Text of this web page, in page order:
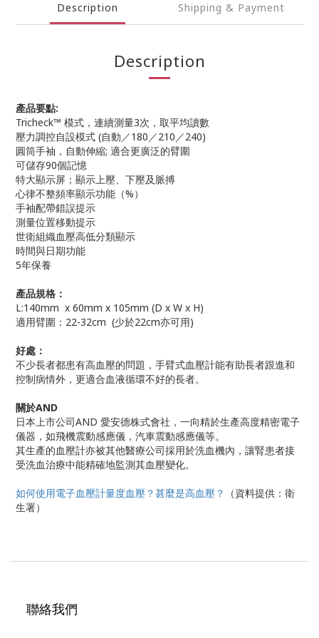
Description Shipping & Payment
Description
產品要點:
Tricheck™ 模式，連續測量3次，取平均讀數
壓力調控自設模式 (自動／180／210／240)
圓筒手袖，自動伸縮; 適合更廣泛的臂圍
可儲存90個記憶
特大顯示屏；顯示上壓、下壓及脈搏
心律不整頻率顯示功能（%）
手袖配帶錯誤提示
測量位置移動提示
世衛組織血壓高低分類顯示
時間與日期功能
5年保養
產品規格：
L:140mm x 60mm x 105mm (D x W x H)
適用臂圍：22-32cm (少於22cm亦可用)
好處：
不少長者都患有高血壓的問題，手臂式血壓計能有助長者跟進和
控制病情外，更適合血液循環不好的長者。
關於AND
日本上市公司AND 愛安德株式會社，一向精於生產高度精密電子
儀器，如飛機震動感應儀，汽車震動感應儀等。
其生產的血壓計亦被其他醫療公司採用於洗血機內，讓腎患者接
受洗血治療中能精確地監測其血壓變化。
如何使用電子血壓計量度血壓？甚麼是高血壓？
（資料提供：衛
生署）
聯絡我們